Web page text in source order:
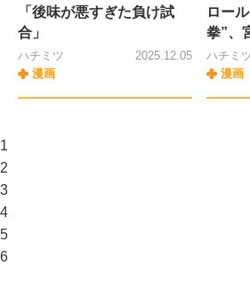
「後味が悪すぎた負け試
合」
ハチミツ
漫画
2025.12.05
ロー
拳”、
ハチミ
漫画
1
2
3
4
5
6